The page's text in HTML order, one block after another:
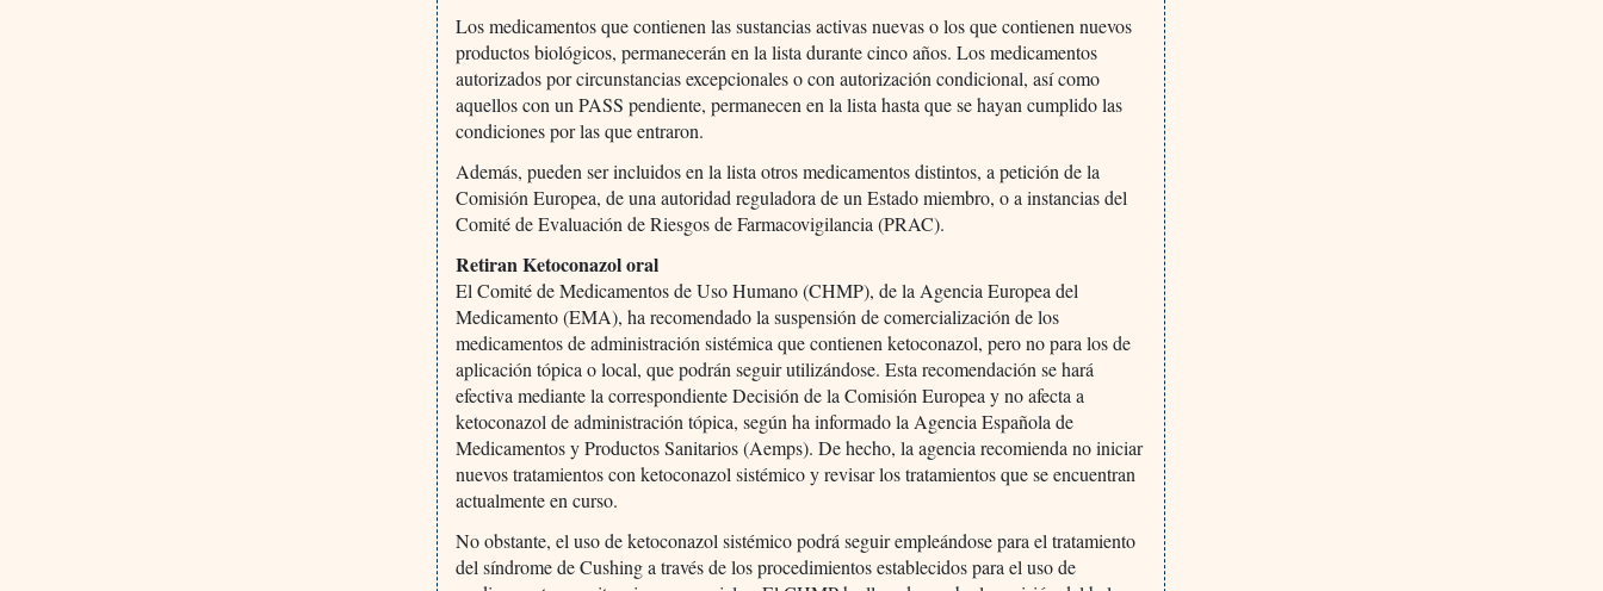
Los medicamentos que contienen las sustancias activas nuevas o los que contienen nuevos
productos biológicos, permanecerán en la lista durante cinco años. Los medicamentos
autorizados por circunstancias excepcionales o con autorización condicional, así como
aquellos con un PASS pendiente, permanecen en la lista hasta que se hayan cumplido las
condiciones por las que entraron.
Además, pueden ser incluidos en la lista otros medicamentos distintos, a petición de la
Comisión Europea, de una autoridad reguladora de un Estado miembro, o a instancias del
Comité de Evaluación de Riesgos de Farmacovigilancia (PRAC).
Retiran Ketoconazol oral
El Comité de Medicamentos de Uso Humano (CHMP), de la Agencia Europea del
Medicamento (EMA), ha recomendado la suspensión de comercialización de los
medicamentos de administración sistémica que contienen ketoconazol, pero no para los de
aplicación tópica o local, que podrán seguir utilizándose. Esta recomendación se hará
efectiva mediante la correspondiente Decisión de la Comisión Europea y no afecta a
ketoconazol de administración tópica, según ha informado la Agencia Española de
Medicamentos y Productos Sanitarios (Aemps). De hecho, la agencia recomienda no iniciar
nuevos tratamientos con ketoconazol sistémico y revisar los tratamientos que se encuentran
actualmente en curso.
No obstante, el uso de ketoconazol sistémico podrá seguir empleándose para el tratamiento
del síndrome de Cushing a través de los procedimientos establecidos para el uso de